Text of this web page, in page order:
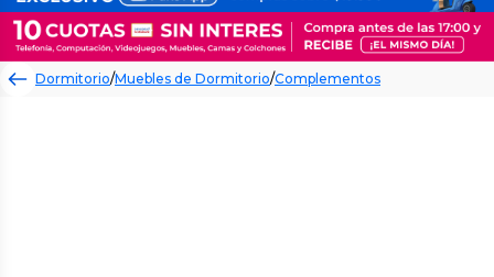
Dormitorio/Muebles de Dormitorio/Complementos